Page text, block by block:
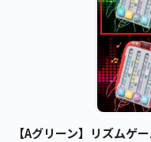
【Aグリーン】リズムゲ